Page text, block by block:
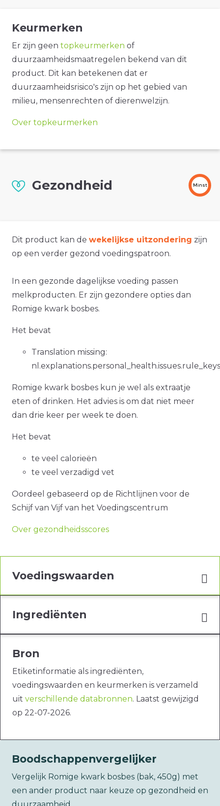
Keurmerken
Er zijn geen topkeurmerken of
duurzaamheidsmaatregelen bekend van dit
product. Dit kan betekenen dat er
duurzaamheidsrisico's zijn op het gebied van
milieu, mensenrechten of dierenwelzijn.
Over topkeurmerken
Gezondheid Minst
Dit product kan de wekelijkse uitzondering zijn
op een verder gezond voedingspatroon.
In een gezonde dagelijkse voeding passen
melkproducten. Er zijn gezondere opties dan
Romige kwark bosbes.
Het bevat
Translation missing:
Romige kwark bosbes kun je wel als extraatje
eten of drinken. Het advies is om dat niet meer
dan drie keer per week te doen.
Het bevat
te veel calorieën
te veel verzadigd vet
Oordeel gebaseerd op de Richtlijnen voor de
Schijf van Vijf van het Voedingscentrum
Over gezondheidsscores
Voedingswaarden
Ingrediënten
Bron
Etiketinformatie als ingrediënten,
voedingswaarden en keurmerken is verzameld
uit verschillende databronnen. Laatst gewijzigd
op 22-07-2026.
Boodschappenvergelijker
Vergelijk Romige kwark bosbes (bak, 450g) met
een ander product naar keuze op gezondheid en